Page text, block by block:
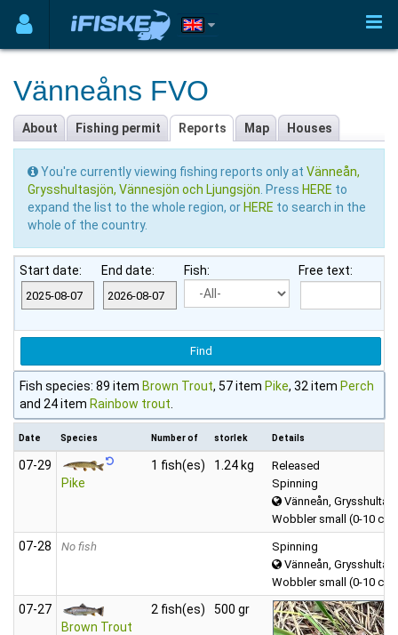
Vänneåns FVO
About Fishing permit Reports Map Houses
You're currently viewing fishing reports only at Vänneån,
Grysshultasjön, Vännesjön och Ljungsjön . Press HERE to
expand the list to the whole region, or HERE to search in the
whole of the country.
Start date: End date: Fish: Free text:
Fish species: 89 item Brown Trout, 57 item Pike, 32 item Perch
and 24 item Rainbow trout
Date Species Number of storlek Details
07‑29
Pike
1 fish(es) 1.24 kg
Released
Spinning
Vänneån,
Wobbler small (0-10 cm)
07‑28 No fish
Spinning
Vänneån,
Wobbler small (0-10 cm)
07‑27
Brown Trout
2 fish(es) 500 gr